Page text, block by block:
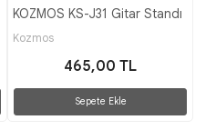
KOZMOS KS-J31 Gitar Standı
Kozmos
465,00 TL
Sepete Ekle